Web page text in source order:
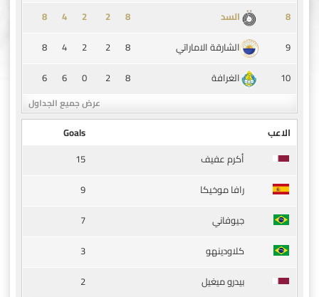
8
السد 8
2
2
4
8
9
الشارقة الاماراتي 8
2
2
4
8
10
الغرافة 8
2
0
6
6
عرض جميع الجداول
الاعب
Goals
أكرم عفيف
15
رافا موخيكا
9
جيوفاني
7
كلاودينهو
3
بيدرو ميغيل
2